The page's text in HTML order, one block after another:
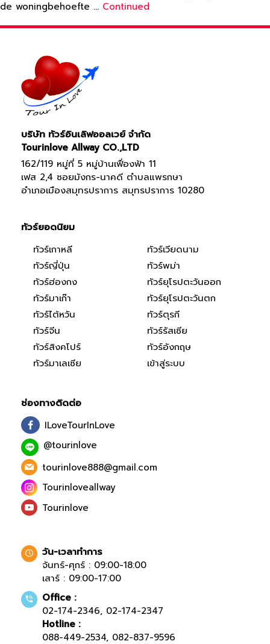
de woningbehoefte … Continued
บริษัท ทัวร์อินเลิฟออลเวย์ จำกัด
Tourinlove Allway CO.,LTD
162/119 หมู่ที่ 5 หมู่บ้านเฟื่องฟ้า 11
เฟส 2,4 ซอยมังกร-นาคดี ตำบลแพรกษา
อำเภอเมืองสมุทรปราการ สมุทรปราการ 10280
ทัวร์ยอดนิยม
ทัวร์เกาหลี
ทัวร์ญี่ปุ่น
ทัวร์ฮ่องกง
ทัวร์มาเก๊า
ทัวร์ไต้หวัน
ทัวร์จีน
ทัวร์สิงคโปร์
ทัวร์มาเลเซีย
ทัวร์เวียดนาม
ทัวร์พม่า
ทัวร์ยุโรปตะวันออก
ทัวร์ยุโรปตะวันตก
ทัวร์ตุรกี
ทัวร์รัสเซีย
ทัวร์อังกฤษ
เข้าสู่ระบบ
ช่องทางติดต่อ
ILoveTourInLove
@tourinlove
tourinlove888@gmail.com
Tourinloveallway
Tourinlove
วัน-เวลาทำการ
จันทร์-ศุกร์ : 09:00-18:00
เสาร์ : 09:00-17:00
Office :
02-174-2346, 02-174-2347
Hotline :
088-449-2534, 082-837-9596